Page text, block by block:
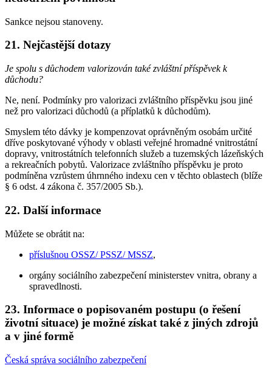
Sankce nejsou stanoveny.
21. Nejčastější dotazy
Je spolu s důchodem valorizován také zvláštní příspěvek k
důchodu?
Ne, není. Podmínky pro valorizaci zvláštního příspěvku jsou jiné
než pro valorizaci důchodů (a příplatků k důchodům).
Smyslem této dávky je kompenzovat oprávněným osobám určité
dříve poskytované výhody v oblasti veřejné hromadné vnitrostátní
dopravy, vnitrostátních telefonních služeb a tuzemských lázeňských
a rekreačních pobytů. Valorizace zvláštního příspěvku je proto
podmíněna vzrůstem úhrnného indexu cen v těchto oblastech (blíže
§ 6 odst. 4 zákona č. 357/2005 Sb.).
22. Další informace
Můžete se obrátit na:
příslušnou OSSZ/ PSSZ/ MSSZ,
orgány sociálního zabezpečení ministerstev vnitra, obrany a
spravedlnosti.
23. Informace o popisovaném postupu (o řešení
životní situace) je možné získat také z jiných zdrojů
a v jiné formě
Česká správa sociálního zabezpečení